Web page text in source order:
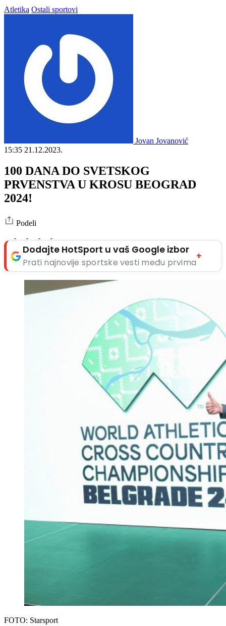
Atletika Ostali sportovi
Jovan Jovanović
15:35 21.12.2023.
100 DANA DO SVETSKOG
PRVENSTVA U KROSU BEOGRAD
2024!
Podeli
Dodajte HotSport u vaš Google izbor
Prati najnovije sportske vesti među prvima
+
FOTO: Starsport